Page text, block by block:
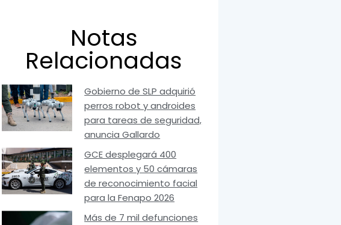
Notas
Relacionadas
Gobierno de SLP adquirió
perros robot y androides
para tareas de seguridad,
anuncia Gallardo
GCE desplegará 400
elementos y 50 cámaras
de reconocimiento facial
para la Fenapo 2026
Más de 7 mil defunciones